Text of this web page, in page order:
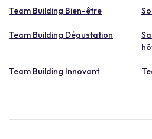
Team Building Bien-être
Team Building Dégustation
Team Building Innovant